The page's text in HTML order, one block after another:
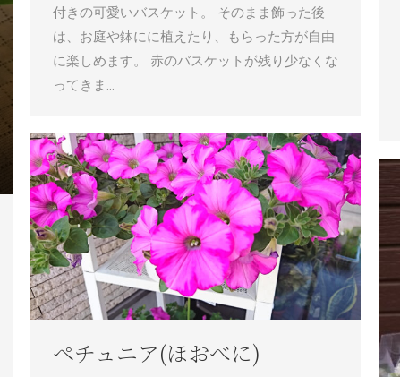
付きの可愛いバスケット。 そのまま飾った後
は、お庭や鉢にに植えたり、もらった方が自由
に楽しめます。 赤のバスケットが残り少なくな
ってきま…
ペチュニア(ほおべに)